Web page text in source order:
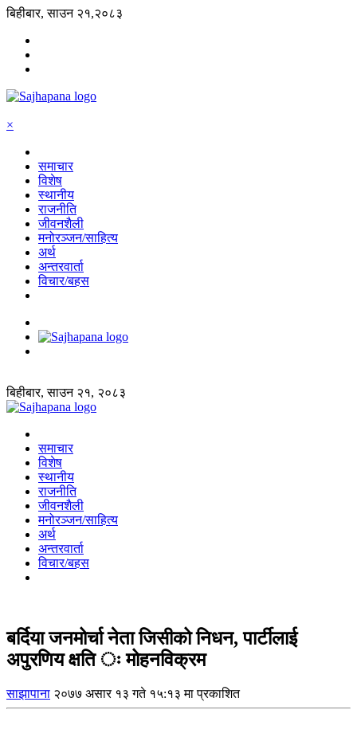
बिहीबार, साउन २१,२०८३
×
समाचार
विशेष
स्थानीय
राजनीति
जीवनशैली
मनोरञ्जन/साहित्य
अर्थ
अन्तरवार्ता
विचार/बहस
बिहीबार, साउन २१, २०८३
समाचार
विशेष
स्थानीय
राजनीति
जीवनशैली
मनोरञ्जन/साहित्य
अर्थ
अन्तरवार्ता
विचार/बहस
बर्दिया जनमोर्चा नेता जिसीको निधन, पार्टीलाई
अपुरणिय क्षति ः मोहनविक्रम
साझापाना २०७७ असार १३ गते १५:१३ मा प्रकाशित